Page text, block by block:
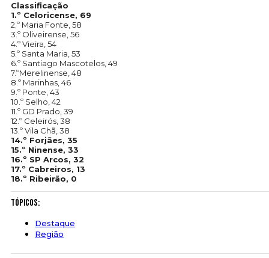
Classificação
1.º Celoricense, 69
2.º Maria Fonte, 58
3.º Oliveirense, 56
4.º Vieira, 54
5.º Santa Maria, 53
6.º Santiago Mascotelos, 49
7.ºMerelinense, 48
8.º Marinhas, 46
9.º Ponte, 43
10.º Selho, 42
11.º GD Prado, 39
12.º Celeirós, 38
13.º Vila Chã, 38
14.º Forjães, 35
15.º Ninense, 33
16.º SP Arcos, 32
17.º Cabreiros, 13
18.º Ribeirão, 0
Tópicos:
Destaque
Região